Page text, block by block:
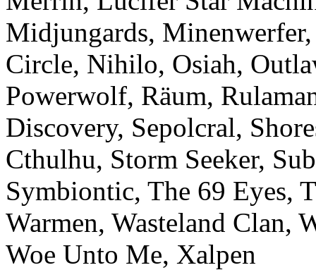
Midjungards,
Circle, Nihilo, Osiah,
Powerwolf, Räum,
Discovery, Sepolcral,
Cthulhu, Storm Seeker,
Symbiontic, The 69 Eyes,
Warmen, Wasteland Clan,
Woe Unto Me, Xalpen